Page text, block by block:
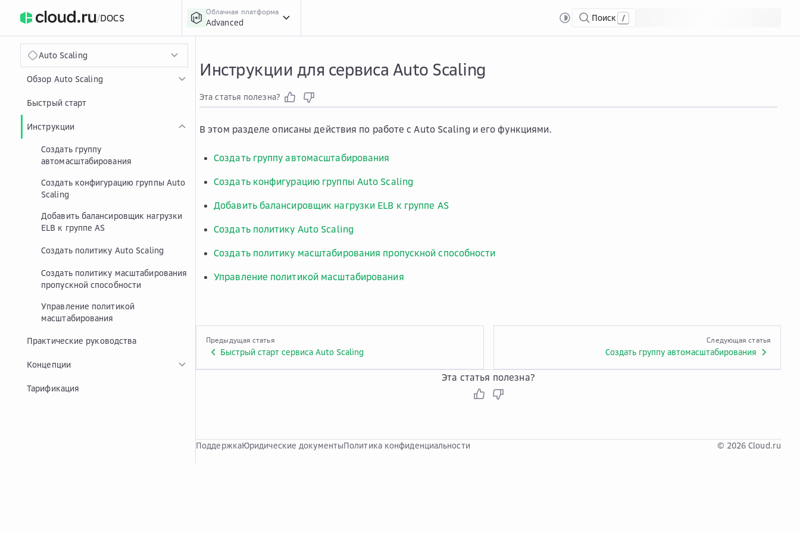
/DOCS
Облачная платформа
Advanced Поиск /
Auto Scaling
Обзор Auto Scaling
Быстрый старт
Инструкции
Создать группу
автомасштабирования
Создать конфигурацию группы Auto
Scaling
Добавить балансировщик нагрузки
ELB к группе AS
Создать политику Auto Scaling
Создать политику масштабирования
пропускной способности
Управление политикой
масштабирования
Практические руководства
Концепции
Тарификация
Инструкции для сервиса Auto Scaling
Эта статья полезна?
В этом разделе описаны действия по работе с Auto Scaling и его функциями.
Создать группу автомасштабирования
Создать конфигурацию группы Auto Scaling
Добавить балансировщик нагрузки ELB к группе AS
Создать политику Auto Scaling
Создать политику масштабирования пропускной способности
Управление политикой масштабирования
Предыдущая статья
Быстрый старт сервиса Auto Scaling
Следующая статья
Создать группу автомасштабирования
Эта статья полезна?
ПоддержкаЮридические документыПолитика конфиденциальности © 2026 Cloud.ru